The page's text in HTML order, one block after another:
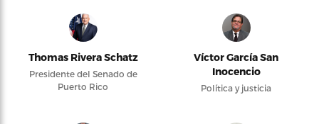
Thomas Rivera Schatz
Presidente del Senado de
Puerto Rico
Víctor García San
Inocencio
Política y justicia